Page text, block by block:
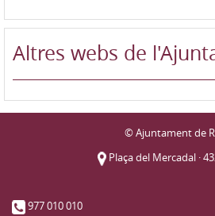
Altres webs de
© Ajuntament de
Plaça del Mercadal ·
977 010 010